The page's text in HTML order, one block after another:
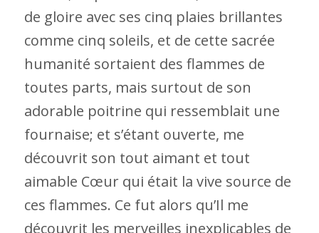
de gloire avec ses cinq plaies brillantes
comme cinq soleils, et de cette sacrée
humanité sortaient des flammes de
toutes parts, mais surtout de son
adorable poitrine qui ressemblait une
fournaise; et s’étant ouverte, me
découvrit son tout aimant et tout
aimable Cœur qui était la vive source de
ces flammes. Ce fut alors qu’Il me
découvrit les merveilles inexplicables de